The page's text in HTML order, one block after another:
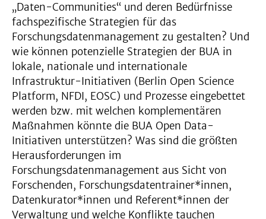
„Daten-Communities“ und deren Bedürfnisse
fachspezifische Strategien für das
Forschungsdatenmanagement zu gestalten? Und
wie können potenzielle Strategien der BUA in
lokale, nationale und internationale
Infrastruktur-Initiativen (Berlin Open Science
Platform, NFDI, EOSC) und Prozesse eingebettet
werden bzw. mit welchen komplementären
Maßnahmen könnte die BUA Open Data-
Initiativen unterstützen? Was sind die größten
Herausforderungen im
Forschungsdatenmanagement aus Sicht von
Forschenden, Forschungsdatentrainer*innen,
Datenkurator*innen und Referent*innen der
Verwaltung und welche Konflikte tauchen